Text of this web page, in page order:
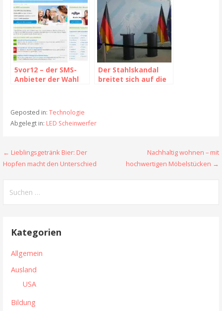
5vor12 – der SMS-
Anbieter der Wahl
Der Stahlskandal
breitet sich auf die
Geposted in: Technologie
Abgelegt in: LED Scheinwerfer
B
n
← Lieblingsgetränk Bier: Der
Hopfen macht den Unterschied
Nachhaltig wohnen – mit
hochwertigen Möbelstücken →
Kategorien
Allgemein
Ausland
USA
Bildung